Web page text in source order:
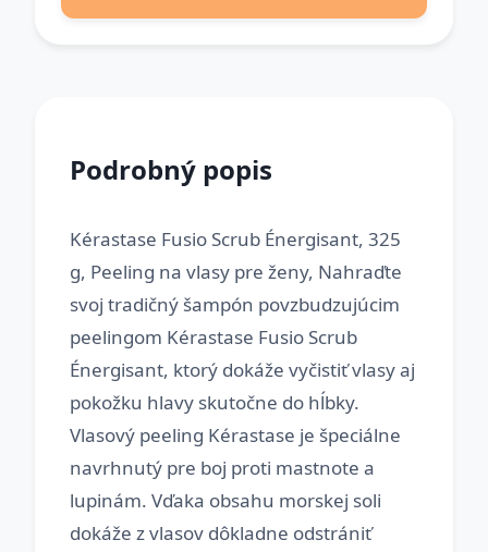
Podrobný popis
Kérastase Fusio Scrub Énergisant, 325
g, Peeling na vlasy pre ženy, Nahraďte
svoj tradičný šampón povzbudzujúcim
peelingom Kérastase Fusio Scrub
Énergisant, ktorý dokáže vyčistiť vlasy aj
pokožku hlavy skutočne do hĺbky.
Vlasový peeling Kérastase je špeciálne
navrhnutý pre boj proti mastnote a
lupinám. Vďaka obsahu morskej soli
dokáže z vlasov dôkladne odstrániť